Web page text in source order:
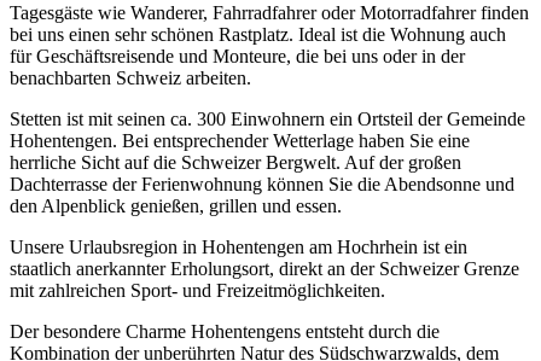
Tagesgäste wie Wanderer, Fahrradfahrer oder Motorradfahrer finden
bei uns einen sehr schönen Rastplatz. Ideal ist die Wohnung auch
für Geschäftsreisende und Monteure, die bei uns oder in der
benachbarten Schweiz arbeiten.
Stetten ist mit seinen ca. 300 Einwohnern ein Ortsteil der Gemeinde
Hohentengen. Bei entsprechender Wetterlage haben Sie eine
herrliche Sicht auf die Schweizer Bergwelt. Auf der großen
Dachterrasse der Ferienwohnung können Sie die Abendsonne und
den Alpenblick genießen, grillen und essen.
Unsere Urlaubsregion in Hohentengen am Hochrhein ist ein
staatlich anerkannter Erholungsort, direkt an der Schweizer Grenze
mit zahlreichen Sport- und Freizeitmöglichkeiten.
Der besondere Charme Hohentengens entsteht durch die
Kombination der unberührten Natur des Südschwarzwalds, dem